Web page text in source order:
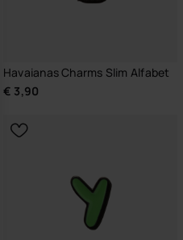
Havaianas Charms Slim Alfabet
€ 3,90